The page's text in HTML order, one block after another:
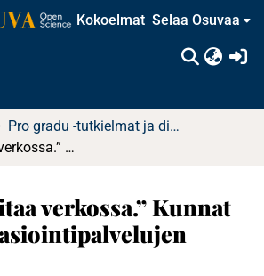
Kokoelmat Selaa Osuvaa
Pro gradu -tutkielmat ja diplomityöt
”Sen voi hoitaa verkossa.” Kunnat sähköisten asiointipalvelujen tarjoajina
verkossa.” Kunnat